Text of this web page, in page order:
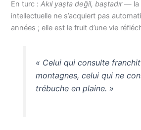
En turc :Akıl yaşta değil, baştadır— la
intellectuelle ne s’acquiert pas
années ; elle est le fruit d’une vie
« Celui qui consulte
montagnes, celui qui ne
trébuche en plaine. »